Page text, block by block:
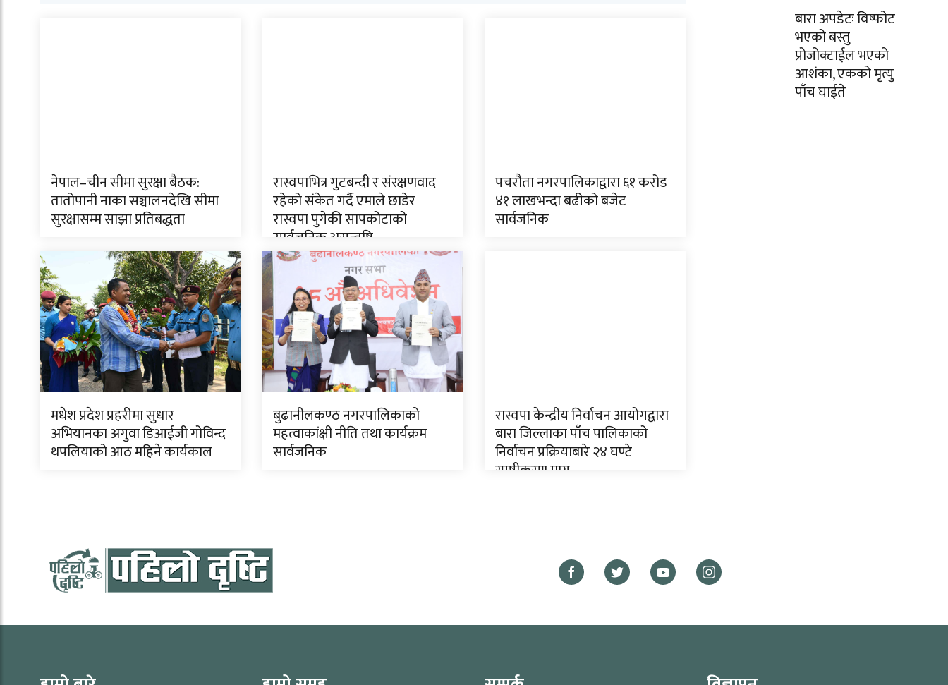
नेपाल–चीन सीमा सुरक्षा बैठक:
तातोपानी नाका सञ्चालनदेखि सीमा
सुरक्षासम्म साझा प्रतिबद्धता
रास्वपाभित्र गुटबन्दी र संरक्षणवाद
रहेको संकेत गर्दै एमाले छाडेर
रास्वपा पुगेकी सापकोटाको
सार्वजनिक असन्तुष्टि
पचरौता नगरपालिकाद्वारा ६१ करोड
४१ लाखभन्दा बढीको बजेट
सार्वजनिक
मधेश प्रदेश प्रहरीमा सुधार
अभियानका अगुवा डिआईजी गोविन्द
थपलियाको आठ महिने कार्यकाल
बुढानीलकण्ठ नगरपालिकाको
महत्वाकांक्षी नीति तथा कार्यक्रम
सार्वजनिक
रास्वपा केन्द्रीय निर्वाचन आयोगद्वारा
बारा जिल्लाका पाँच पालिकाको
निर्वाचन प्रक्रियाबारे २४ घण्टे
स्पष्टीकरण माग
बारा अपडेटः विष्फोट
भएको बस्तु
प्रोजोक्टाईल भएको
आशंका, एकको मृत्यु
पाँच घाईते